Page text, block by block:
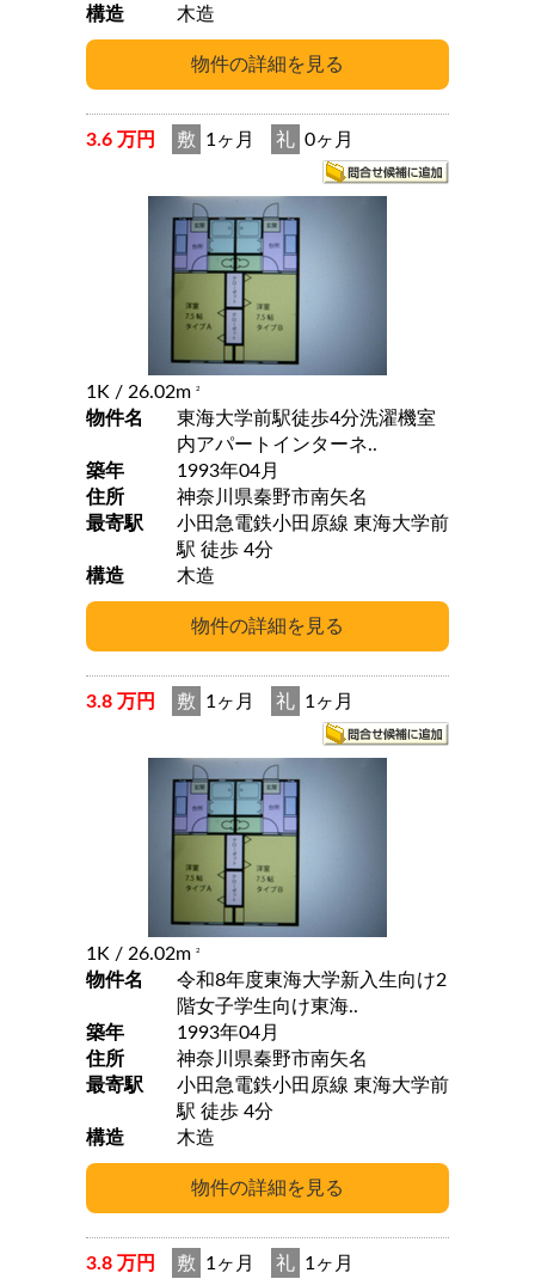
構造
木造
3.6 万円 敷 1ヶ月 礼 0ヶ月
1K / 26.02m 2
物件名
東海大学前駅徒歩4分洗濯機室
内アパートインターネ..
築年
1993年04月
住所
神奈川県秦野市南矢名
最寄駅
小田急電鉄小田原線 東海大学前
駅 徒歩 4分
構造
木造
3.8 万円 敷 1ヶ月 礼 1ヶ月
1K / 26.02m 2
物件名
令和8年度東海大学新入生向け2
階女子学生向け東海..
築年
1993年04月
住所
神奈川県秦野市南矢名
最寄駅
小田急電鉄小田原線 東海大学前
駅 徒歩 4分
構造
木造
3.8 万円 敷 1ヶ月 礼 1ヶ月